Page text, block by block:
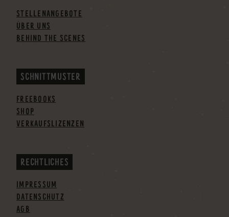
STELLENANGEBOTE
ÜBER UNS
BEHIND THE SCENES
SCHNITTMUSTER
FREEBOOKS
SHOP
VERKAUFSLIZENZEN
RECHTLICHES
IMPRESSUM
DATENSCHUTZ
AGB